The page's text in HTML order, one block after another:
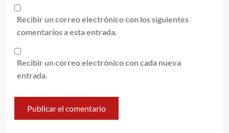
Recibir un correo electrónico con los siguientes
comentarios a esta entrada.
Recibir un correo electrónico con cada nueva
entrada.